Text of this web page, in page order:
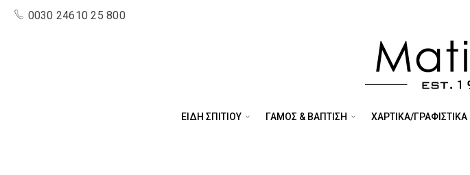
0030 24610 25 800
ΕΙΔΗ ΣΠΙΤΙΟΥ ΓΑΜΟΣ & ΒΑΠΤΙΣΗ ΧΑΡΤΙΚΑ/ΓΡΑΦΙΣΤΙΚΑ